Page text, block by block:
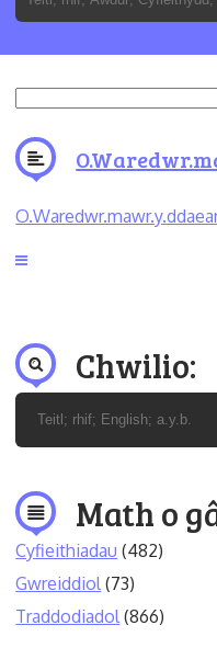
Chwilio:
Math o
Cyfieithiadau (482)
Gwreiddiol (73)
Traddodiadol (866)